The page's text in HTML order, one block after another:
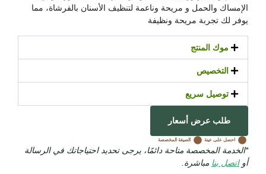
الإمساك والحمل و مريحة وناعمة لتنظيف الأسنان بالفرشاة، مما
يوفر لك تجربة مريحة ونظيفة
موك المنتج
التخصيص
توصيل سريع
طلب عرض أسعار
احصل على عينة الصيغة المخصصة
*الخدمة المخصصة متاحة دائمًا، يرجى تحديد احتياجاتك في الرسالة
أواتصل بنا مباشرة.